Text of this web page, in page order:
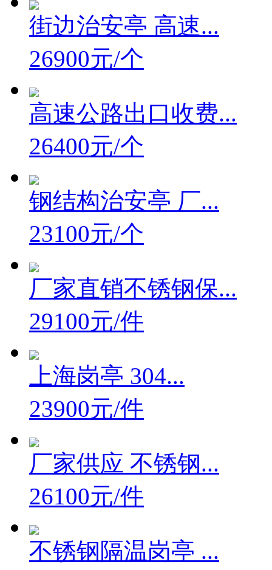
街边治安亭 高速...
26900元/个
高速公路出口收费...
26400元/个
钢结构治安亭 厂...
23100元/个
厂家直销不锈钢保...
29100元/件
上海岗亭 304...
23900元/件
厂家供应 不锈钢...
26100元/件
不锈钢隔温岗亭 ...